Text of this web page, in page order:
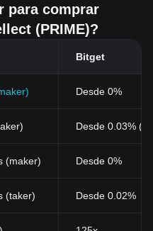
para comprar
(PRIME)?
Bitget
Desde 0%
Desde 0.03%
(maker) Desde 0%
(taker) Desde 0.02%